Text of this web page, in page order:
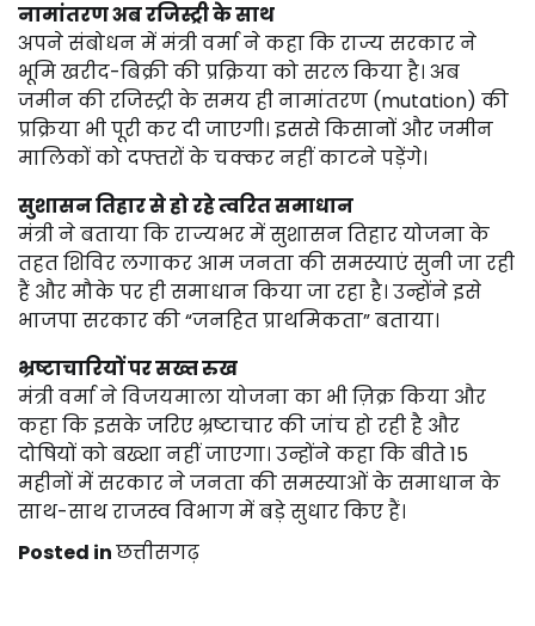
नामांतरण अब रजिस्ट्री के साथ
अपने संबोधन में मंत्री वर्मा ने कहा कि राज्य सरकार ने
भूमि खरीद-बिक्री की प्रक्रिया को सरल किया है। अब
जमीन की रजिस्ट्री के समय ही नामांतरण (mutation) की
प्रक्रिया भी पूरी कर दी जाएगी। इससे किसानों और जमीन
मालिकों को दफ्तरों के चक्कर नहीं काटने पड़ेंगे।
सुशासन तिहार से हो रहे त्वरित समाधान
मंत्री ने बताया कि राज्यभर में सुशासन तिहार योजना के
तहत शिविर लगाकर आम जनता की समस्याएं सुनी जा रही
हैं और मौके पर ही समाधान किया जा रहा है। उन्होंने इसे
भाजपा सरकार की “जनहित प्राथमिकता” बताया।
भ्रष्टाचारियों पर सख्त रुख
मंत्री वर्मा ने विजयमाला योजना का भी ज़िक्र किया और
कहा कि इसके जरिए भ्रष्टाचार की जांच हो रही है और
दोषियों को बख्शा नहीं जाएगा। उन्होंने कहा कि बीते 15
महीनों में सरकार ने जनता की समस्याओं के समाधान के
साथ-साथ राजस्व विभाग में बड़े सुधार किए हैं।
Posted inछत्तीसगढ़